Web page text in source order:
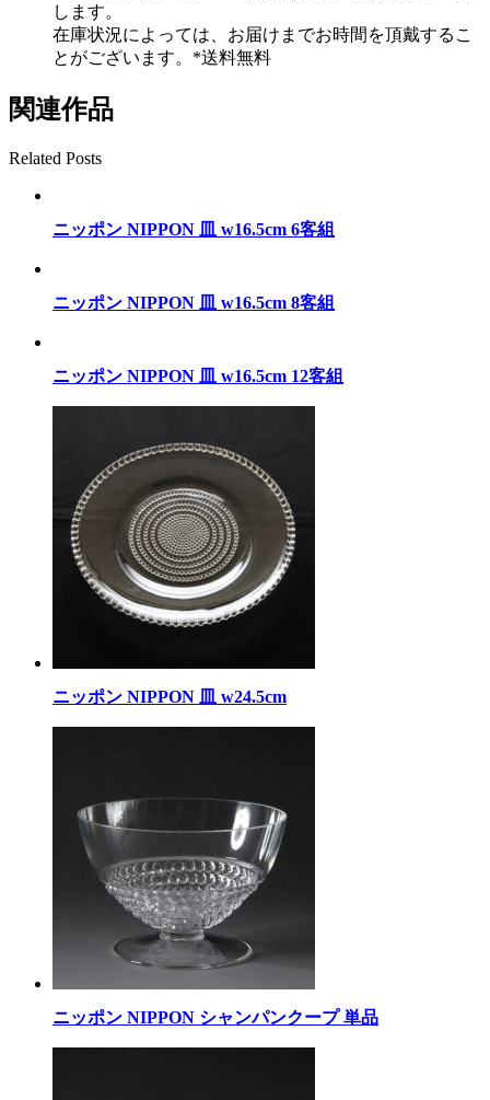
します。
在庫状況によっては、お届けまでお時間を頂戴するこ
とがございます。*送料無料
関連作品
Related Posts
ニッポン NIPPON 皿 w16.5cm 6客組
ニッポン NIPPON 皿 w16.5cm 8客組
ニッポン NIPPON 皿 w16.5cm 12客組
ニッポン NIPPON 皿 w24.5cm
ニッポン NIPPON シャンパンクープ 単品